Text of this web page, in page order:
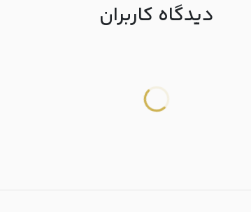
دیدگاه کاربران